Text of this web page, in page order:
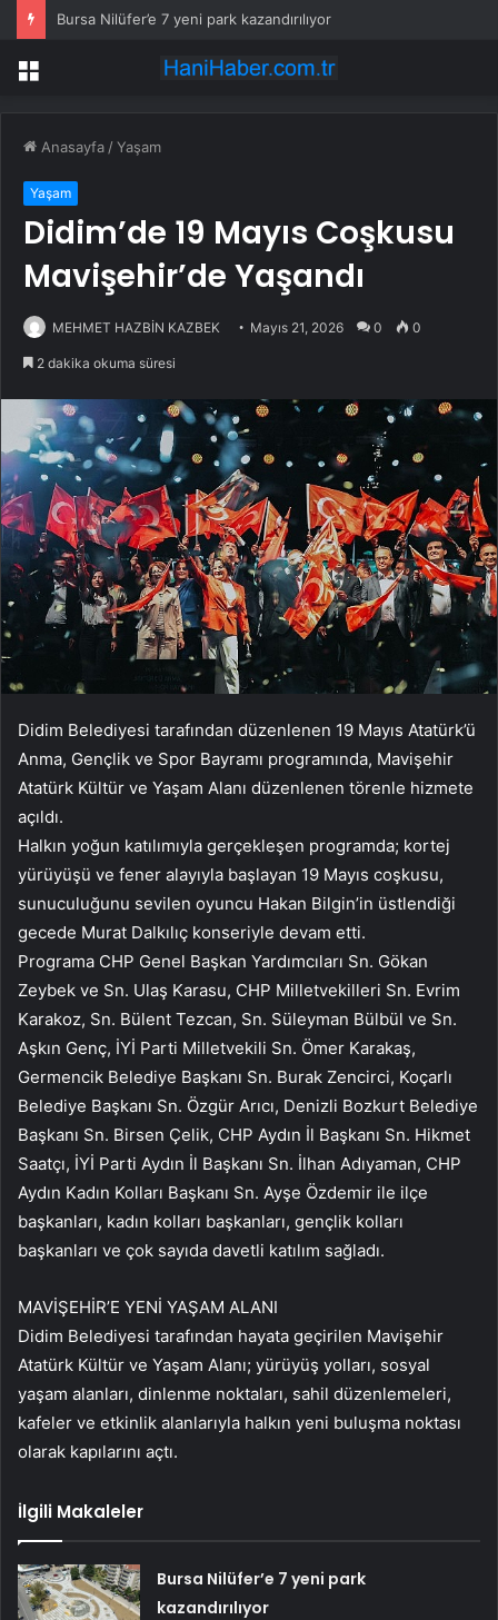
Bursa Nilüfer’e 7 yeni park kazandırılıyor
Menü
Anasayfa /Yaşam
Yaşam
Didim’de 19 Mayıs Coşkusu
Mavişehir’de Yaşandı
MEHMET HAZBİN KAZBEK Mayıs 21, 2026 0 0
2 dakika okuma süresi
Didim Belediyesi tarafından düzenlenen 19 Mayıs Atatürk’ü
Anma, Gençlik ve Spor Bayramı programında, Mavişehir
Atatürk Kültür ve Yaşam Alanı düzenlenen törenle hizmete
açıldı.
Halkın yoğun katılımıyla gerçekleşen programda; kortej
yürüyüşü ve fener alayıyla başlayan 19 Mayıs coşkusu,
sunuculuğunu sevilen oyuncu Hakan Bilgin’in üstlendiği
gecede Murat Dalkılıç konseriyle devam etti.
Programa CHP Genel Başkan Yardımcıları Sn. Gökan
Zeybek ve Sn. Ulaş Karasu, CHP Milletvekilleri Sn. Evrim
Karakoz, Sn. Bülent Tezcan, Sn. Süleyman Bülbül ve Sn.
Aşkın Genç, İYİ Parti Milletvekili Sn. Ömer Karakaş,
Germencik Belediye Başkanı Sn. Burak Zencirci, Koçarlı
Belediye Başkanı Sn. Özgür Arıcı, Denizli Bozkurt Belediye
Başkanı Sn. Birsen Çelik, CHP Aydın İl Başkanı Sn. Hikmet
Saatçı, İYİ Parti Aydın İl Başkanı Sn. İlhan Adıyaman, CHP
Aydın Kadın Kolları Başkanı Sn. Ayşe Özdemir ile ilçe
başkanları, kadın kolları başkanları, gençlik kolları
başkanları ve çok sayıda davetli katılım sağladı.
MAVİŞEHİR’E YENİ YAŞAM ALANI
Didim Belediyesi tarafından hayata geçirilen Mavişehir
Atatürk Kültür ve Yaşam Alanı; yürüyüş yolları, sosyal
yaşam alanları, dinlenme noktaları, sahil düzenlemeleri,
kafeler ve etkinlik alanlarıyla halkın yeni buluşma noktası
olarak kapılarını açtı.
İlgili Makaleler
Bursa Nilüfer’e 7 yeni park
kazandırılıyor